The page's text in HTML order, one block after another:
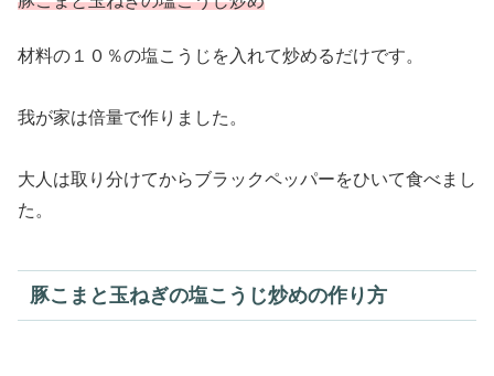
材料の１０％の塩こうじを入れて炒めるだけです。
我が家は倍量で作りました。
大人は取り分けてからブラックペッパーをひいて食べまし
た。
豚こまと玉ねぎの塩こうじ炒めの作り方